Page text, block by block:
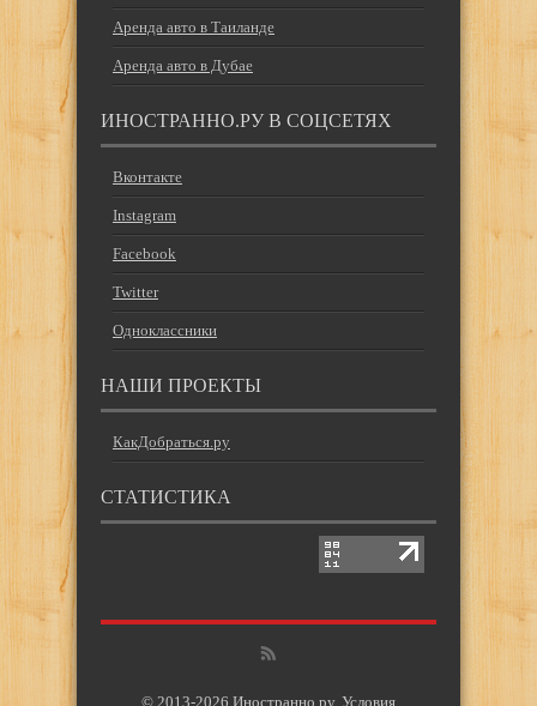
Аренда авто в Таиланде
Аренда авто в Дубае
ИНОСТРАННО.РУ В СОЦСЕТЯХ
Вконтакте
Instagram
Facebook
Twitter
Одноклассники
НАШИ ПРОЕКТЫ
КакДобраться.ру
СТАТИСТИКА
© 2013-2026 Иностранно.ру. Условия